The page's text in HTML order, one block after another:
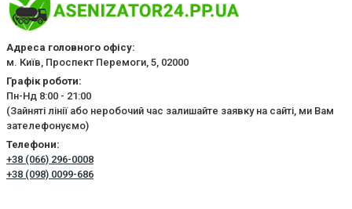
Адреса головного офісу:
м. Київ, Проспект Перемоги, 5, 02000
Графік роботи:
Пн-Нд 8:00 - 21:00
(Зайняті лінії або неробочий час залишайте заявку на сайті, ми Вам
зателефонуємо)
Телефони:
+38 (066) 296-0008
+38 (098) 0099-686